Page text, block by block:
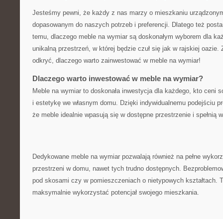
Jesteśmy pewni, że każdy z nas marzy o mieszkaniu
dopasowanym do naszych potrzeb i preferencji. Dlatego też
temu, dlaczego meble na wymiar są ​doskonałym wyborem dla
unikalną przestrzeń, w której będzie czuł⁢ się​ jak w rajskiej oazie.
odkryć, dlaczego warto zainwestować​ w meble na wymiar!
Dlaczego warto inwestować w meble na wymiar?
Meble⁣ na ‍wymiar to doskonała inwestycja dla każdego, kto ceni
i estetykę we własnym domu. Dzięki indywidualnemu podejściu
że meble idealnie wpasują się w dostępne przestrzenie i spełnią
Dedykowane⁢ meble na wymiar pozwalają również na pełne
przestrzeni w domu, nawet tych trudno dostępnych.
pod skosami czy w pomieszczeniach o nietypowych kształtach.
maksymalnie wykorzystać potencjał swojego mieszkania.